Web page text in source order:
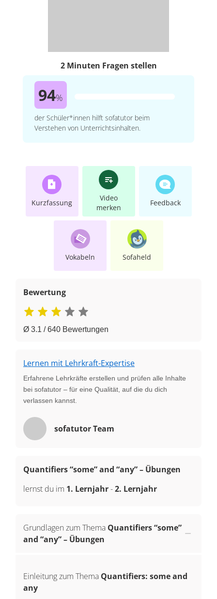
2 Minuten Fragen stellen
94%
der Schüler*innen hilft sofatutor beim
Verstehen von Unterrichtsinhalten.
Kurzfassung
Video
merken
Feedback
Vokabeln Sofaheld
Bewertung
Ø 3.1 / 640 Bewertungen
Lernen mit Lehrkraft-Expertise
Erfahrene Lehrkräfte erstellen und prüfen alle Inhalte
bei sofatutor – für eine Qualität, auf die du dich
verlassen kannst.
sofatutor Team
Quantifiers “some” and “any” – Übungen
lernst du im 1. Lernjahr-2. Lernjahr
Grundlagen zum Thema Quantifiers “some”
and “any” – Übungen
Einleitung zum Thema Quantifiers: some and
any